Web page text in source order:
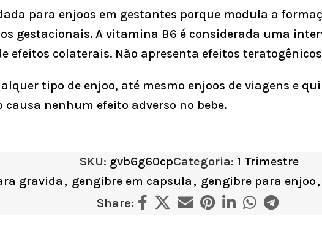
para enjoos em gestantes porque modula a
gestacionais. A vitamina B6 é considerada uma
efeitos colaterais. Não apresenta efeitos
tipo de enjoo, até mesmo enjoos de viagens e
nenhum efeito adverso no bebe.
SKU: gvb6g60cpCategoria: 1 Trimestre
gravida , gengibre em capsula , gengibre para enjoo,
Share: